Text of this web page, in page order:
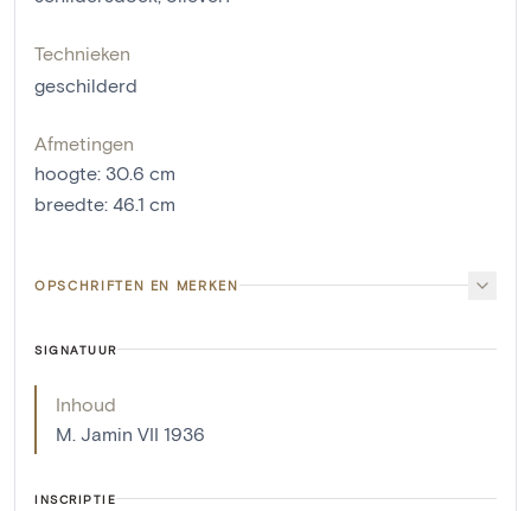
Technieken
geschilderd
Afmetingen
hoogte: 30.6 cm
breedte: 46.1 cm
OPSCHRIFTEN EN MERKEN
SIGNATUUR
Inhoud
M. Jamin VII 1936
INSCRIPTIE